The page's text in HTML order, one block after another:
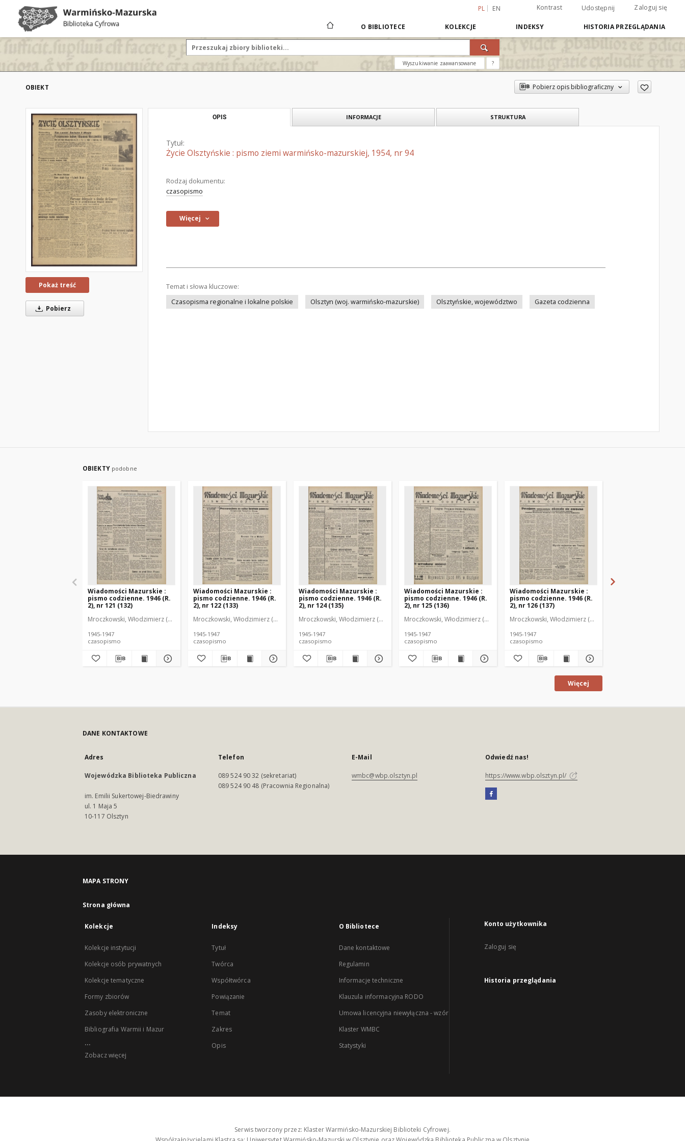
PL EN Kontrast Udostępnij Zaloguj się
O BIBLIOTECE KOLEKCJE INDEKSY HISTORIA PRZEGLĄDANIA
Wyszukiwanie zaawansowane ?
OBIEKT Pobierz opis bibliograficzny
Pokaż treść
Pobierz
OPIS INFORMACJE STRUKTURA
Tytuł:
Życie Olsztyńskie : pismo ziemi warmińsko-mazurskiej, 1954, nr 94
Rodzaj dokumentu:
czasopismo
Więcej
Temat i słowa kluczowe:
Czasopisma regionalne i lokalne polskie
Olsztyn (woj. warmińsko-mazurskie) Olsztyńskie, województwo Gazeta codzienna
OBIEKTY podobne
Wiadomości Mazurskie :
pismo codzienne. 1946 (R.
2), nr 121 (132)
Mroczkowski, Włodzimierz (1902-1971). Redaktor
1945-1947
czasopismo
Wiadomości Mazurskie :
pismo codzienne. 1946 (R.
2), nr 122 (133)
Mroczkowski, Włodzimierz (1902-1971). Redaktor
1945-1947
czasopismo
Wiadomości Mazurskie :
pismo codzienne. 1946 (R.
2), nr 124 (135)
Mroczkowski, Włodzimierz (1902-1971). Redaktor
1945-1947
czasopismo
Wiadomości Mazurskie :
pismo codzienne. 1946 (R.
2), nr 125 (136)
Mroczkowski, Włodzimierz (1902-1971). Redaktor
1945-1947
czasopismo
Wiadomości Mazurskie :
pismo codzienne. 1946 (R.
2), nr 126 (137)
Mroczkowski, Włodzimierz (1902-1971). Redaktor
1945-1947
czasopismo
Więcej
DANE KONTAKTOWE
Adres
Wojewódzka Biblioteka Publiczna
im. Emilii Sukertowej-Biedrawiny
ul. 1 Maja 5
10-117 Olsztyn
Telefon
089 524 90 32 (sekretariat)
089 524 90 48 (Pracownia Regionalna)
E-Mail
wmbc@wbp.olsztyn.pl
Odwiedź nas!
https://www.wbp.olsztyn.pl/
MAPA STRONY
Strona główna
Kolekcje
Kolekcje instytucji
Kolekcje osób prywatnych
Kolekcje tematyczne
Formy zbiorów
Zasoby elektroniczne
Bibliografia Warmii i Mazur
...
Zobacz więcej
Indeksy
Tytuł
Twórca
Współtwórca
Powiązanie
Temat
Zakres
Opis
O Bibliotece
Dane kontaktowe
Regulamin
Informacje techniczne
Klauzula informacyjna RODO
Umowa licencyjna niewyłączna - wzór
Klaster WMBC
Statystyki
Konto użytkownika
Zaloguj się
Historia przeglądania
Serwis tworzony przez: Klaster Warmińsko-Mazurskiej Biblioteki Cyfrowej.